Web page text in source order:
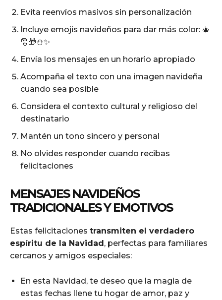
Evita reenvíos masivos sin personalización
Incluye emojis navideños para dar más color: 🎄
🎅🎁⛄✨
Envía los mensajes en un horario apropiado
Acompaña el texto con una imagen navideña
cuando sea posible
Considera el contexto cultural y religioso del
destinatario
Mantén un tono sincero y personal
No olvides responder cuando recibas
felicitaciones
MENSAJES NAVIDEÑOS
TRADICIONALES Y EMOTIVOS
Estas felicitaciones transmiten el verdadero
espíritu de la Navidad, perfectas para familiares
cercanos y amigos especiales:
En esta Navidad, te deseo que la magia de
estas fechas llene tu hogar de amor, paz y